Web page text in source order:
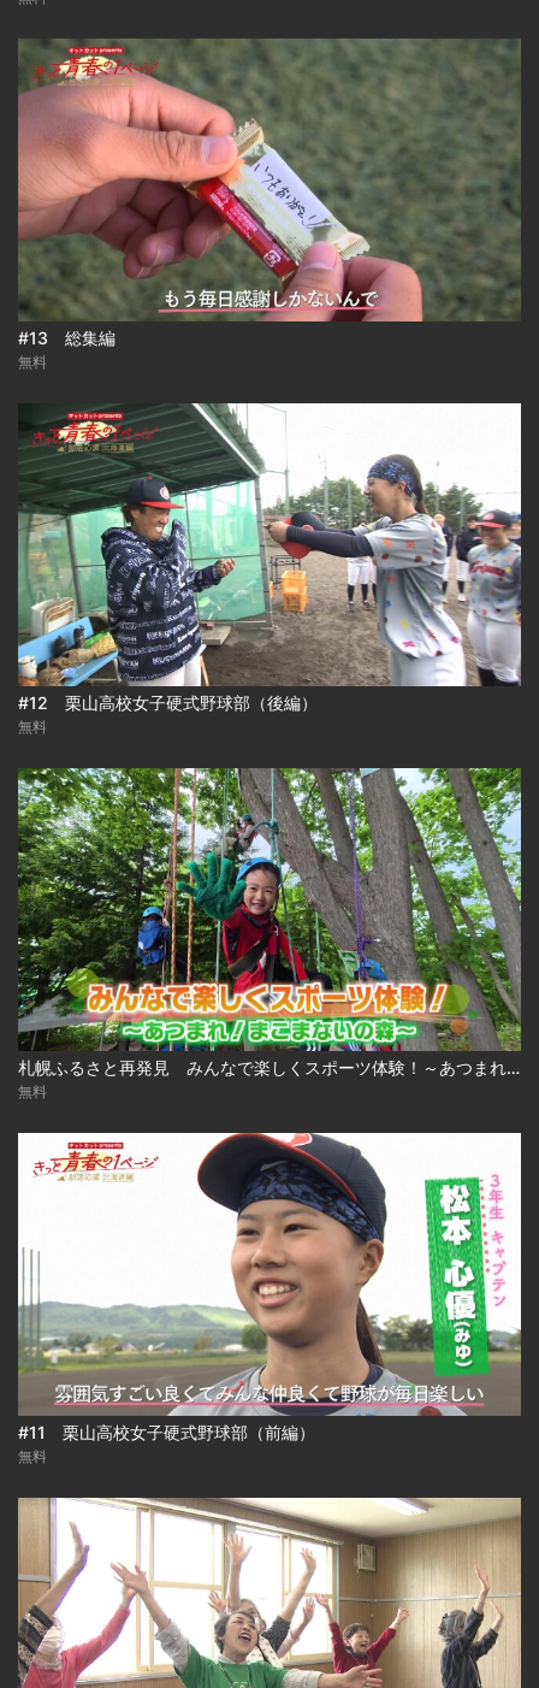
#13 総集編
無料
#12 栗山高校女子硬式野球部（後編）
無料
札幌ふるさと再発見 みんなで楽しくスポーツ体験！～あつまれ！まこまないの森～2026年6月20日放送
無料
#11 栗山高校女子硬式野球部（前編）
無料